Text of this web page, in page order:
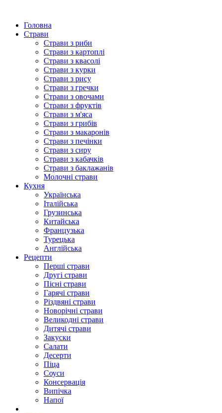
Головна
Страви
Страви з риби
Страви з картоплі
Страви з квасолі
Страви з курки
Страви з рису
Страви з гречки
Страви з овочами
Страви з фруктів
Страви з м'яса
Страви з грибів
Страви з макаронів
Страви з печінки
Страви з сиру
Страви з кабачків
Страви з баклажанів
Молочні страви
Кухня
Українська
Італійська
Грузинська
Китайська
Французька
Турецька
Англійська
Рецепти
Перші страви
Другі страви
Пісні страви
Гарячі страви
Різдвяні страви
Новорічні страви
Великодні страви
Дитячі страви
Закуски
Салати
Десерти
Піца
Соуси
Консервація
Випічка
Напої